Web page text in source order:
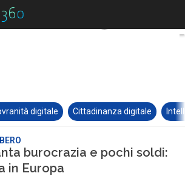
digitale Cittadinanza digitale
burocrazia e pochi soldi:
in Europa